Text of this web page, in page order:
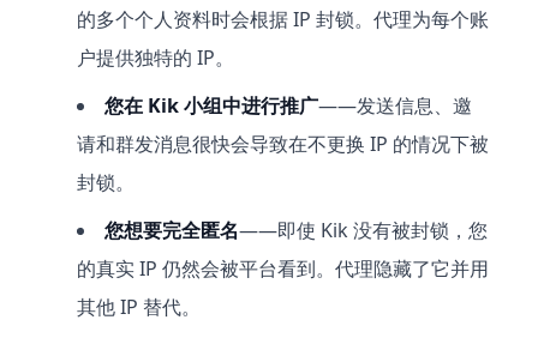
的多个个人资料时会根据 IP 封锁。代理为每个账
户提供独特的 IP。
您在 Kik 小组中进行推广——发送信息、邀
请和群发消息很快会导致在不更换 IP 的情况下被
封锁。
您想要完全匿名——即使 Kik 没有被封锁，您
的真实 IP 仍然会被平台看到。代理隐藏了它并用
其他 IP 替代。